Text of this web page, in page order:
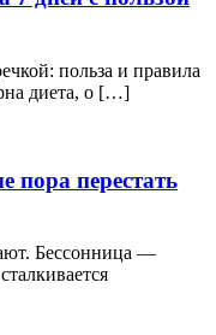
польза и правила
диета, о […]
пора перестать
Бессонница —